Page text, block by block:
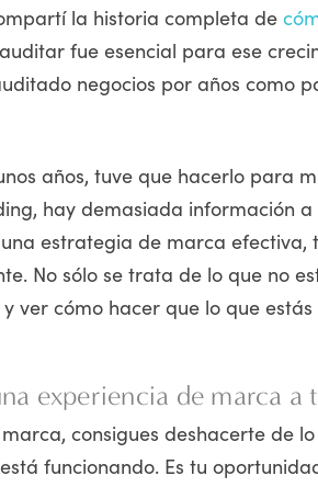
la historia completa de
fue esencial para ese
negocios por años como
años, tuve que hacerlo para
hay demasiada información
estrategia de marca efectiva,
No sólo se trata de lo que no
ver cómo hacer que lo que
experiencia de marca a
consigues deshacerte de
funcionando. Es tu